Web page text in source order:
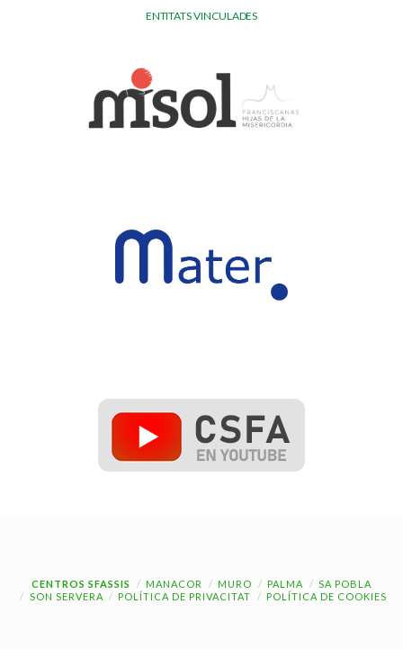
ENTITATS VINCULADES
CENTROS SFASSIS MANACOR MURO PALMA
SA POBLA
SON SERVERA
POLÍTICA DE PRIVACITAT POLÍTICA DE COOKIES